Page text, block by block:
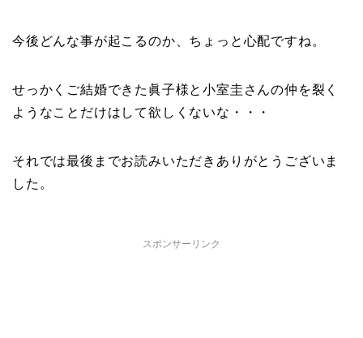
今後どんな事が起こるのか、ちょっと心配ですね。
せっかくご結婚できた眞子様と小室圭さんの仲を裂く
ようなことだけはして欲しくないな・・・
それでは最後までお読みいただきありがとうございま
した。
スポンサーリンク